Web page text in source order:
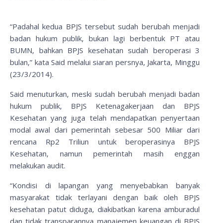
“Padahal kedua BPJS tersebut sudah berubah menjadi
badan hukum publik, bukan lagi berbentuk PT atau
BUMN, bahkan BPJS kesehatan sudah beroperasi 3
bulan,” kata Said melalui siaran persnya, Jakarta, Minggu
(23/3/2014).
Said menuturkan, meski sudah berubah menjadi badan
hukum publik, BPJS Ketenagakerjaan dan BPJS
Kesehatan yang juga telah mendapatkan penyertaan
modal awal dari pemerintah sebesar 500 Miliar dari
rencana Rp2 Triliun untuk beroperasinya BPJS
Kesehatan, namun pemerintah masih enggan
melakukan audit.
“Kondisi di lapangan yang menyebabkan banyak
masyarakat tidak terlayani dengan baik oleh BPJS
kesehatan patut diduga, diakibatkan karena amburadul
dan tidak transparannya manajemen keuangan di BPJS